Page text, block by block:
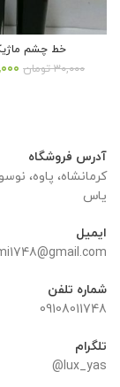
خط چشم
۳۰,۰۰۰ تومان
آدرس فروشگاه
یاس
ایمیل
شماره تلفن
09108011748
تلگرام
lux_yas@